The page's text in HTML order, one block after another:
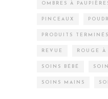
OMBRES À
PINCEAUX
PRODUITS TERMINÉS
REVUE ROUGE À
SOINS BÉBÉ
SOINS MAINS